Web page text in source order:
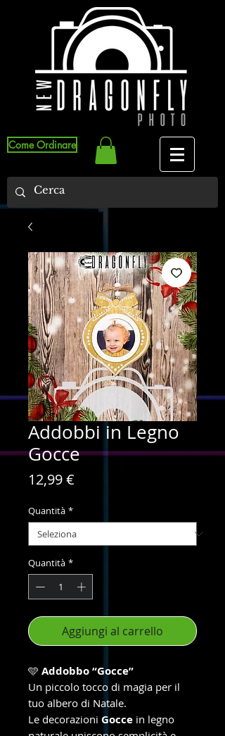
Come Ordinare
Addobbi in Legno
Gocce
12,99 €
Quantità *
Quantità *
Aggiungi al carrello
🩵 Addobbo “Gocce”
Un piccolo tocco di magia per il
tuo albero di Natale.
Le decorazioni Gocce in legno